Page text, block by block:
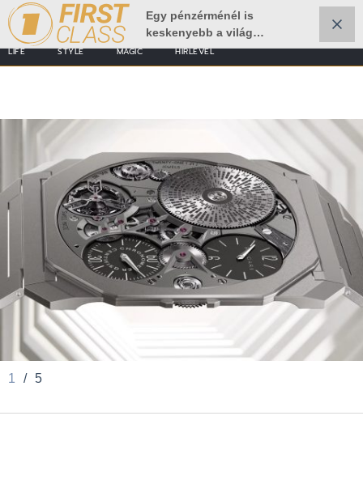
LIFE STYLE MAGIC HÍRLEVÉL
Egy pénzérménél is
keskenyebb a világ
legvékonyabb karórája
1 / 5